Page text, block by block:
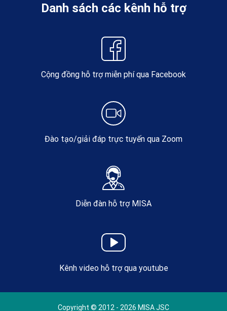
Danh sách các kênh hỗ trợ
Cộng đồng hỗ trợ miễn phí qua Facebook
Đào tạo/giải đáp trực tuyến qua Zoom
Diễn đàn hỗ trợ MISA
Kênh video hỗ trợ qua youtube
Copyright © 2012 - 2026 MISA JSC